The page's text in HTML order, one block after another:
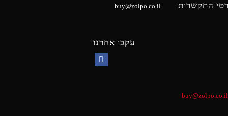
התקשרות buy@zolpo.co.il
עקבו אחרנו
buy@zolpo.co.il